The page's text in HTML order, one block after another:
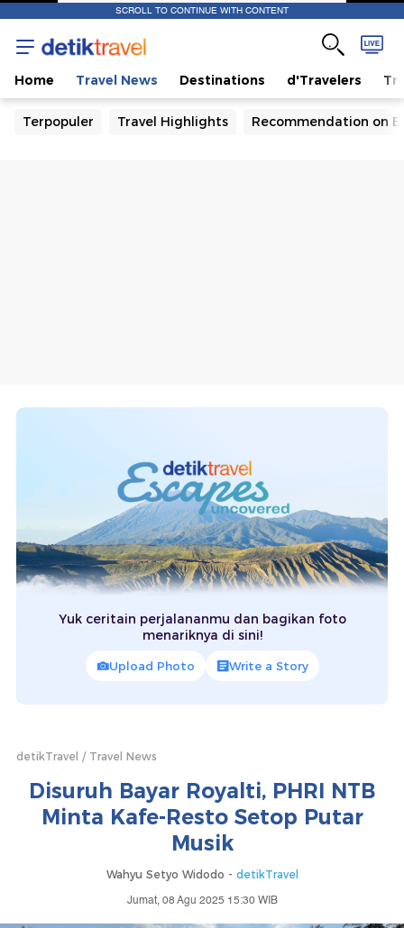
SCROLL TO CONTINUE WITH CONTENT
Home Travel News Destinations d'Travelers
Terpopuler Travel Highlights Recommendation on
Yuk ceritain perjalananmu dan bagikan foto
menariknya di sini!
Upload Photo Write a Story
detikTravel Travel News
Disuruh Bayar Royalti, PHRI NTB
Minta Kafe-Resto Setop Putar
Musik
Wahyu Setyo Widodo - detikTravel
Jumat, 08 Agu 2025 15:30 WIB